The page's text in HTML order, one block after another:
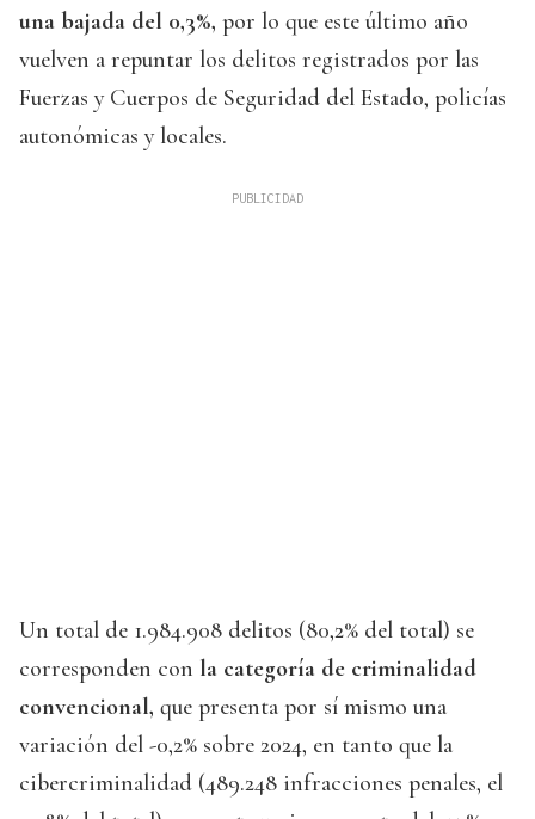
una bajada del 0,3%, por lo que este último año
vuelven a repuntar los delitos registrados por las
Fuerzas y Cuerpos de Seguridad del Estado, policías
autonómicas y locales.
Un total de 1.984.908 delitos (80,2% del total) se
corresponden con la categoría de criminalidad
convencional, que presenta por sí mismo una
variación del -0,2% sobre 2024, en tanto que la
cibercriminalidad (489.248 infracciones penales, el